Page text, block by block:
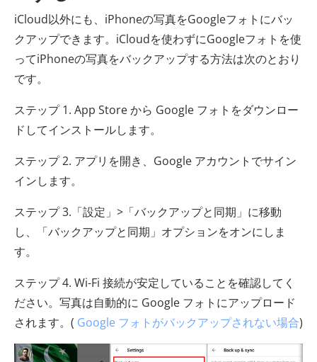
iCloud以外にも、iPhoneの写真をGoogleフォトにバッ
クアップできます。iCloudを使わずにGoogleフォトを使
ってiPhoneの写真をバックアップする方法は次のとおり
です。
ステップ 1. App Store から Google フォトをダウンロー
ドしてインストールします。
ステップ 2. アプリを開き、Google アカウントでサイン
インします。
ステップ 3.「設定」>「バックアップと同期」に移動
し、「バックアップと同期」オプションをオンにしま
す。
ステップ 4. Wi-Fi 接続が安定していることを確認してく
ださい。写真は自動的に Google フォトにアップロード
されます。( Google フォトがバックアップされない場合)